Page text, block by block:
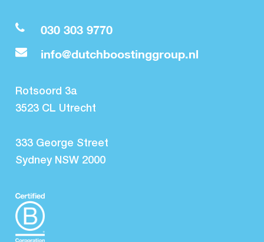
030 303 9770
info@dutchboostinggroup.nl
Rotsoord 3a
3523 CL Utrecht
333 George Street
Sydney NSW 2000